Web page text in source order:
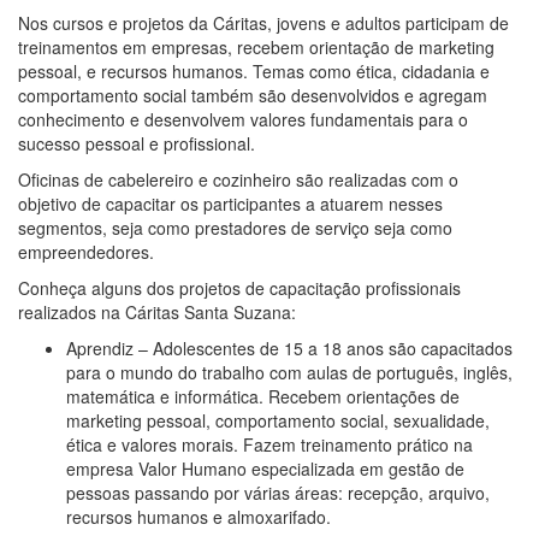
Nos cursos e projetos da Cáritas, jovens e adultos participam de
treinamentos em empresas, recebem orientação de marketing
pessoal, e recursos humanos. Temas como ética, cidadania e
comportamento social também são desenvolvidos e agregam
conhecimento e desenvolvem valores fundamentais para o
sucesso pessoal e profissional.
Oficinas de cabelereiro e cozinheiro são realizadas com o
objetivo de capacitar os participantes a atuarem nesses
segmentos, seja como prestadores de serviço seja como
empreendedores.
Conheça alguns dos projetos de capacitação profissionais
realizados na Cáritas Santa Suzana:
Aprendiz – Adolescentes de 15 a 18 anos são capacitados
para o mundo do trabalho com aulas de português, inglês,
matemática e informática. Recebem orientações de
marketing pessoal, comportamento social, sexualidade,
ética e valores morais. Fazem treinamento prático na
empresa Valor Humano especializada em gestão de
pessoas passando por várias áreas: recepção, arquivo,
recursos humanos e almoxarifado.